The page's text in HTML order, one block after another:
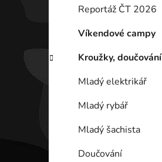
e
Reportáž ČT 2026
Víkendové campy
Kroužky, doučování
Mladý elektrikář
Mladý rybář
Mladý šachista
Doučování